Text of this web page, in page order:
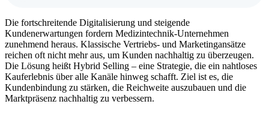
Die fortschreitende Digitalisierung und steigende
Kundenerwartungen fordern Medizintechnik-Unternehmen
zunehmend heraus. Klassische Vertriebs- und Marketingansätze
reichen oft nicht mehr aus, um Kunden nachhaltig zu überzeugen.
Die Lösung heißt Hybrid Selling – eine Strategie, die ein nahtloses
Kauferlebnis über alle Kanäle hinweg schafft. Ziel ist es, die
Kundenbindung zu stärken, die Reichweite auszubauen und die
Marktpräsenz nachhaltig zu verbessern.